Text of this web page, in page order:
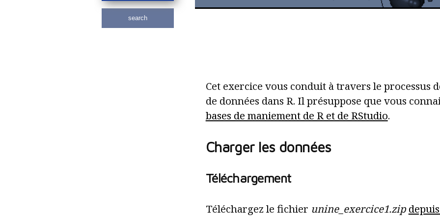
search
Cet exercice vous conduit à travers le processus
de données dans R. Il présuppose que vous
bases de maniement de R et de RStudio.
Charger les données
Téléchargement
Téléchargez le fichier unine_exercice1.zip